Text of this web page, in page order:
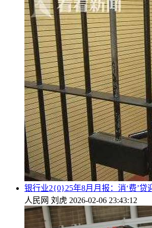
银行业2{0}25年8月月报：消‘费’
人民网 刘虎 2026-02-06 23:43:12